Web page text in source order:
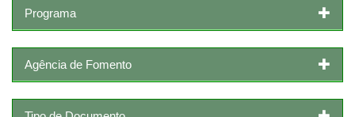
Programa
Agência de Fomento